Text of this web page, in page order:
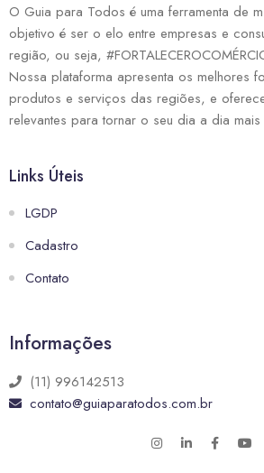
O Guia para Todos é uma ferramenta de
objetivo é ser o elo entre empresas e
região, ou seja,
Nossa plataforma apresenta os melhores
produtos e serviços das regiões, e
relevantes para tornar o seu dia a dia
Links Úteis
LGDP
Cadastro
Contato
Informações
(11) 996142513
contato@guiaparatodos.com.br